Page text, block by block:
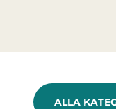
ALLA